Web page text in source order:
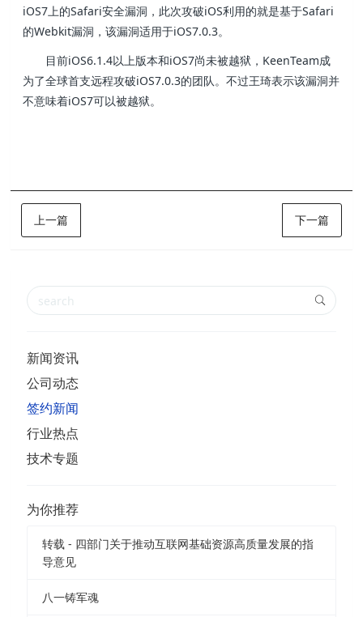
iOS7上的Safari安全漏洞，此次攻破iOS利用的就是基于Safari
的Webkit漏洞，该漏洞适用于iOS7.0.3。
目前iOS6.1.4以上版本和iOS7尚未被越狱，KeenTeam成
为了全球首支远程攻破iOS7.0.3的团队。不过王琦表示该漏洞并
不意味着iOS7可以被越狱。
上一篇 下一篇
新闻资讯
公司动态
签约新闻
行业热点
技术专题
为你推荐
转载 - 四部门关于推动互联网基础资源高质量发展的指
导意见
八一铸军魂